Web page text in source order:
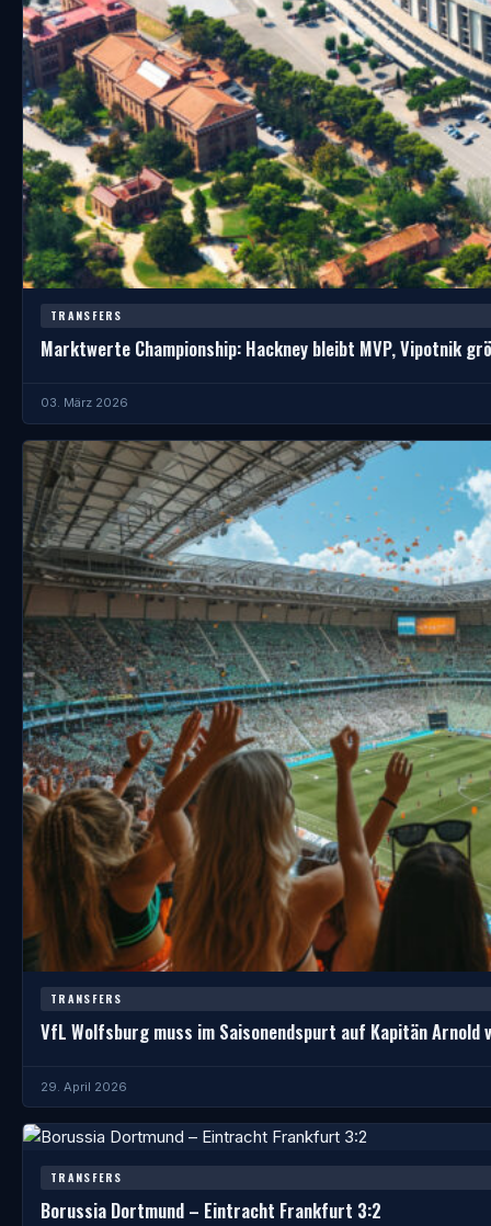
TRANSFERS
Marktwerte Championship: Hackney bleibt MVP, Vipotnik
03. März 2026
TRANSFERS
VfL Wolfsburg muss im Saisonendspurt auf Kapitän Arnold
29. April 2026
TRANSFERS
Borussia Dortmund – Eintracht Frankfurt 3:2